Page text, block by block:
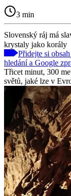
3 min
Slovenský ráj má
krystaly jako korály
Přidejte si
hledání a Google
Třicet minut, 300
světů, jaké lze v